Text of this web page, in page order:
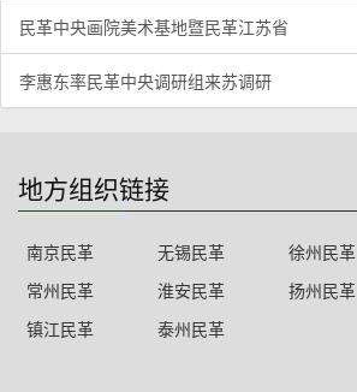
民革中央画院美术基地暨民革江苏省
李惠东率民革中央调研组来苏调研
地方组织链接
南京民革 无锡民革
徐州民革
常州民革
淮安民革
扬州民革
镇江民革
泰州民革